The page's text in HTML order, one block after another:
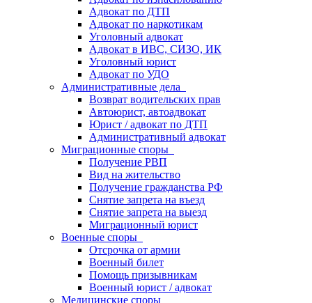
Адвокат по ДТП
Адвокат по наркотикам
Уголовный адвокат
Адвокат в ИВС, СИЗО, ИК
Уголовный юрист
Адвокат по УДО
Административные дела
Возврат водительских прав
Автоюрист, автоадвокат
Юрист / адвокат по ДТП
Административный адвокат
Миграционные споры
Получение РВП
Вид на жительство
Получение гражданства РФ
Снятие запрета на въезд
Снятие запрета на выезд
Миграционный юрист
Военные споры
Отсрочка от армии
Военный билет
Помощь призывникам
Военный юрист / адвокат
Медицинские споры